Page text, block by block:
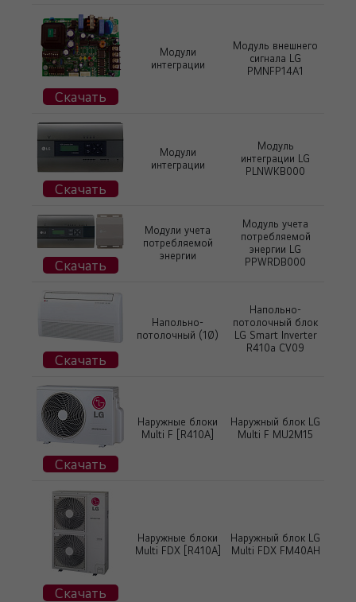
Скачать
Модули
интеграции
Модуль внешнего
сигнала LG
PMNFP14A1
Скачать
Модули
интеграции
Модуль
интеграции LG
PLNWKB000
Скачать
Модули учета
потребляемой
энергии
Модуль учета
потребляемой
энергии LG
PPWRDB000
Скачать
Напольно-
потолочный (1Ø)
Напольно-
потолочный блок
LG Smart Inverter
R410a CV09
Скачать
Наружные блоки
Multi F [R410А]
Наружный блок LG
Multi F MU2M15
Скачать
Наружные блоки
Multi FDX [R410A]
Наружный блок LG
Multi FDX FM40AH